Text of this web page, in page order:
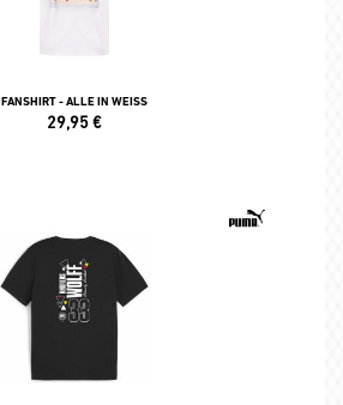
FANSHIRT - ALLE IN WEISS
29,95€